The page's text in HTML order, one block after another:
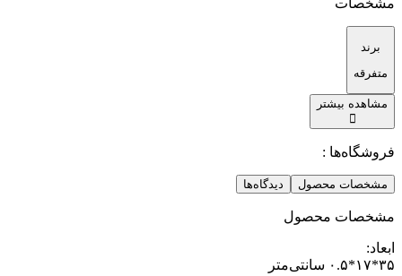
برند
متفرقه
مشاهده بیشتر
فروشگاه‌ها :
مشخصات محصول دیدگاه‌ها
مشخصات محصول
ابعاد:
۳۵*۱۷*۰.۵ سانتی‌متر